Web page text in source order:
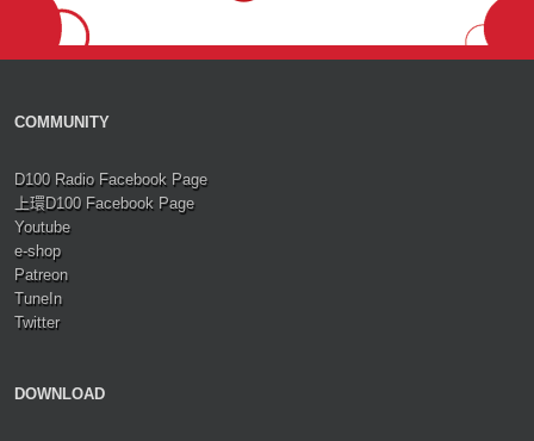
COMMUNITY
D100 Radio Facebook Page
上環D100 Facebook Page
Youtube
e-shop
Patreon
TuneIn
Twitter
DOWNLOAD